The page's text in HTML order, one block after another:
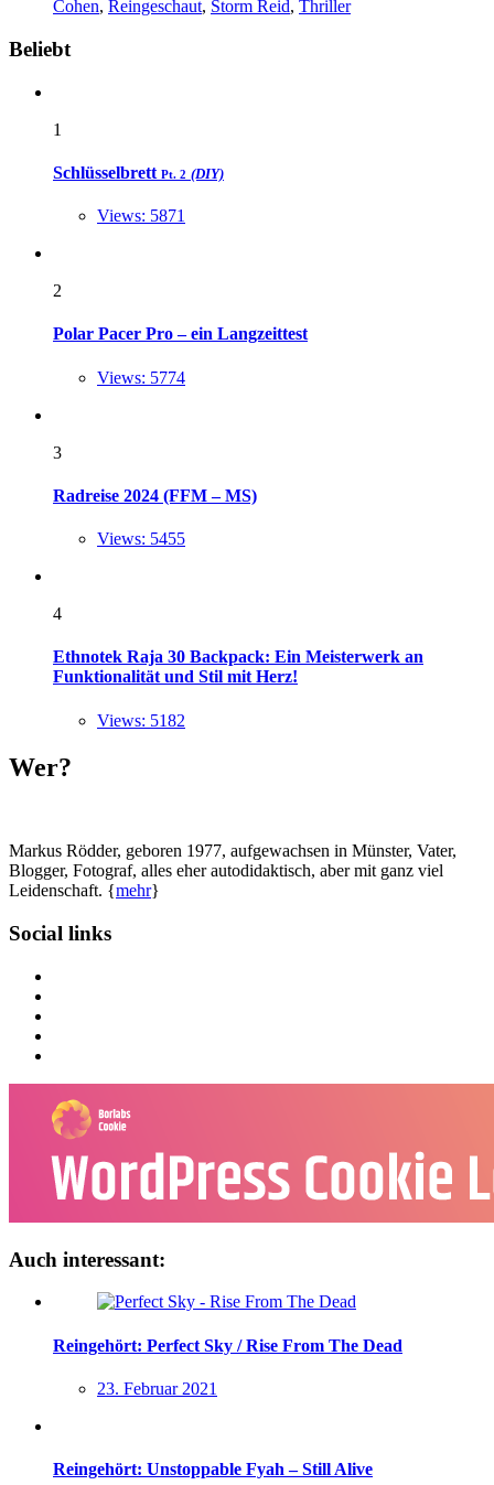
Cohen, Reingeschaut, Storm Reid, Thriller
Widgets
Beliebt
1
Schlüsselbrett Pt. 2 (DIY)
Views: 5871
2
Polar Pacer Pro – ein Langzeittest
Views: 5774
3
Radreise 2024 (FFM – MS)
Views: 5455
4
Ethnotek Raja 30 Backpack: Ein Meisterwerk an
Funktionalität und Stil mit Herz!
Views: 5182
Wer?
Markus Rödder, geboren 1977, aufgewachsen in Münster, Vater,
Blogger, Fotograf, alles eher autodidaktisch, aber mit ganz viel
Leidenschaft. {mehr}
Social links
Auch interessant:
Reingehört: Perfect Sky / Rise From The Dead
23. Februar 2021
Reingehört: Unstoppable Fyah – Still Alive